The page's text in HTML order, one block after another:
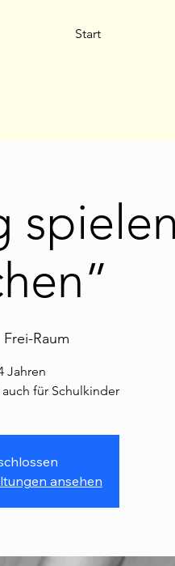
Start
Frei-Raum
Jahren
für Schulkinder
ansehen